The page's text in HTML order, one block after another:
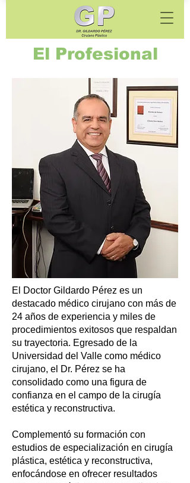
El Profesional
El Doctor Gildardo Pérez es un
destacado médico cirujano con más de
24 años de experiencia y miles de
procedimientos exitosos que respaldan
su trayectoria. Egresado de la
Universidad del Valle como médico
cirujano, el Dr. Pérez se ha
consolidado como una figura de
confianza en el campo de la cirugía
estética y reconstructiva.
Complementó su formación con
estudios de especialización en cirugía
plástica, estética y reconstructiva,
enfocándose en ofrecer resultados